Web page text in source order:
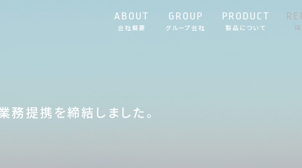
ABOUT
会社概要
GROUP
グループ会社
PRODUCT
製品について
務提携を締結しました。